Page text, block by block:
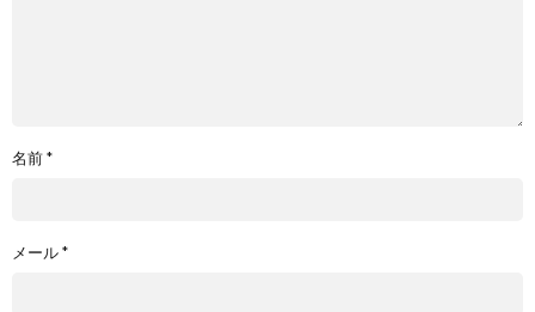
名前*
メール*